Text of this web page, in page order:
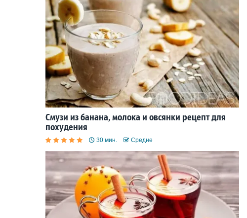
Смузи из банана, молока и овсянки рецепт для
похудения
30 мин. Средне